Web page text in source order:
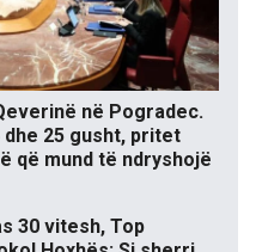
në Pogradec.
25 gusht, pritet
që mund të ndryshojë
30 vitesh, Top